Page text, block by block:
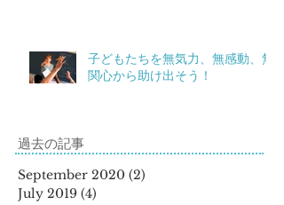
子どもたちを無気力、無感動、無
関心から助け出そう！
過去の記事
September 2020 (2)
July 2019 (4)